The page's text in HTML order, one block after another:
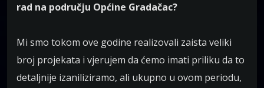
rad na području Općine Gradačac?
Mi smo tokom ove godine realizovali zaista veliki
broj projekata i vjerujem da ćemo imati priliku da to
detaljnije izaniliziramo, ali ukupno u ovom periodu,